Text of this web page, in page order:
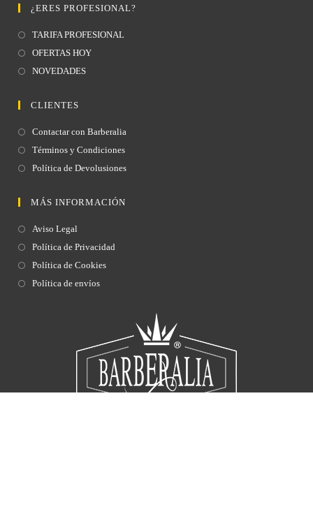
MÁS INFORMACIÓN
Aviso Legal
Política de Privacidad
Política de Cookies
Política de envíos
CLIENTES
Contactar con Barberalia
Términos y Condiciones
Política de Devolusiones
¿ERES PROFESIONAL?
TARIFA PROFESIONAL
OFERTAS HOY
NOVEDADES